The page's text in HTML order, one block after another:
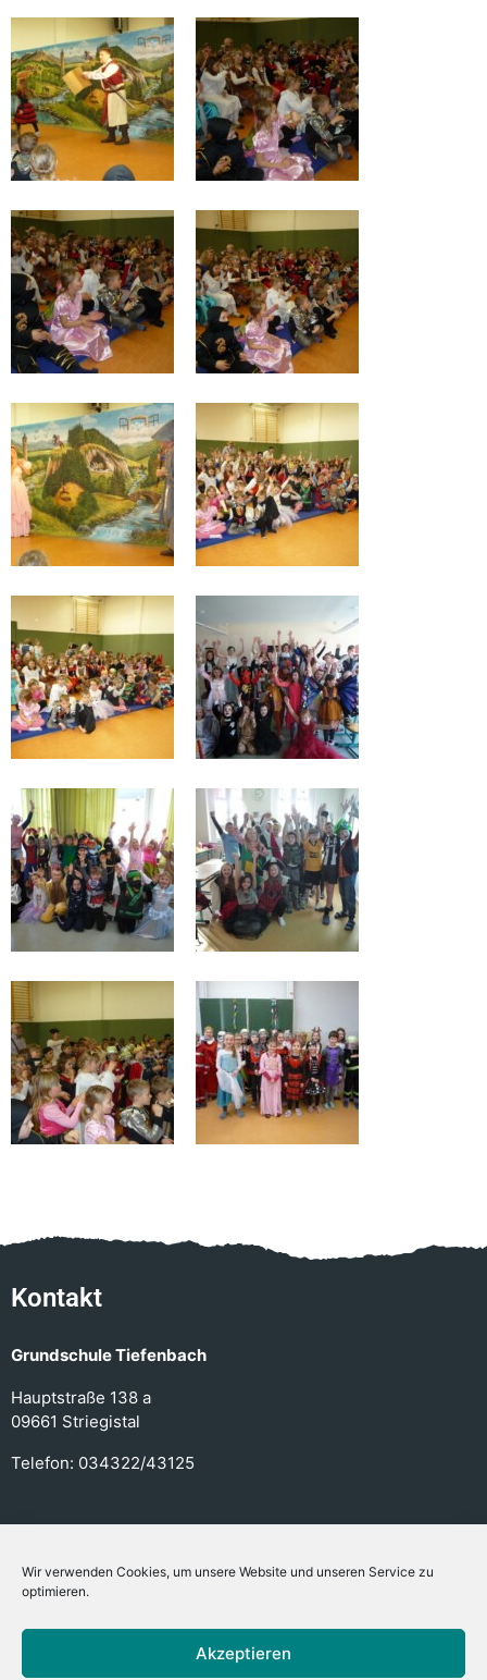
Wir verwenden Cookies, um unsere Website und unseren Service zu
optimieren.
Akzeptieren
Kontakt
Grundschule Tiefenbach
Hauptstraße 138 a
09661 Striegistal
Telefon: 034322/43125
Kontakt